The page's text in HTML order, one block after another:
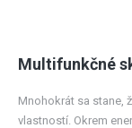
Multifunkčné
Mnohokrát sa stane,
vlastností. Okrem